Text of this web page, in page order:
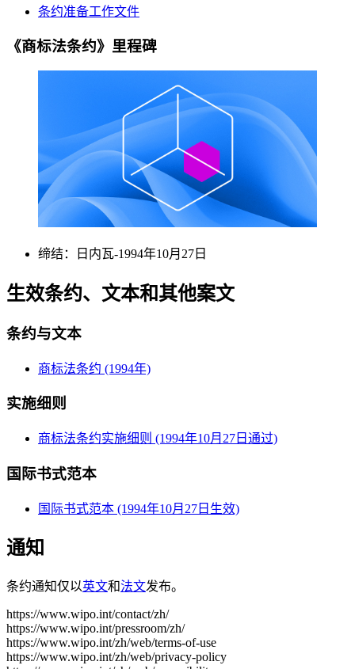
条约准备工作文件
《商标法条约》里程碑
缔结：日内瓦-1994年10月27日
生效条约、文本和其他案文
条约与文本
商标法条约 (1994年)
实施细则
商标法条约实施细则 (1994年10月27日通过)
国际书式范本
国际书式范本 (1994年10月27日生效)
通知
条约通知仅以英文和法文发布。
https://www.wipo.int/contact/zh/
https://www.wipo.int/pressroom/zh/
https://www.wipo.int/zh/web/terms-of-use
https://www.wipo.int/zh/web/privacy-policy